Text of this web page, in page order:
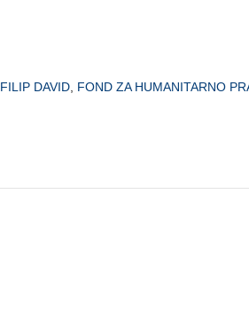
FILIP DAVID FOND ZA HUMANITARNO